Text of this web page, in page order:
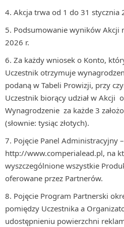
Akcja trwa od 1 do 31 stycznia
Podsumowanie wyników Akcji
2026 r.
Za każdy wniosek o Konto,
Uczestnik otrzymuje
podaną w Tabeli Prowizji, przy
Uczestnik biorący udział w Akcji
Wynagrodzenie za każde 3
(słownie: tysiąc złotych).
Pojęcie Panel Administracyjny
http://www.comperialead.pl, na
wyszczególnione wszystkie
oferowane przez Partnerów.
Pojęcie Program Partnerski
pomiędzy Uczestnika a
udostępnieniu powierzchni